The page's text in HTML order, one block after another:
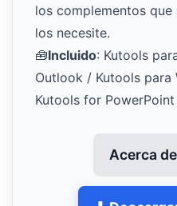
los complementos
los necesite.
🧰Incluido: Kutools
Outlook / Kutools
Kutools for PowerPoint
Acerca